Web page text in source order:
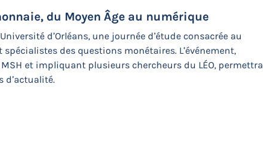
du Moyen Âge au numérique
d’Orléans, une journée d’étude consacrée au
des questions monétaires. L’événement,
et impliquant plusieurs chercheurs du LÉO, permettra
d’actualité.